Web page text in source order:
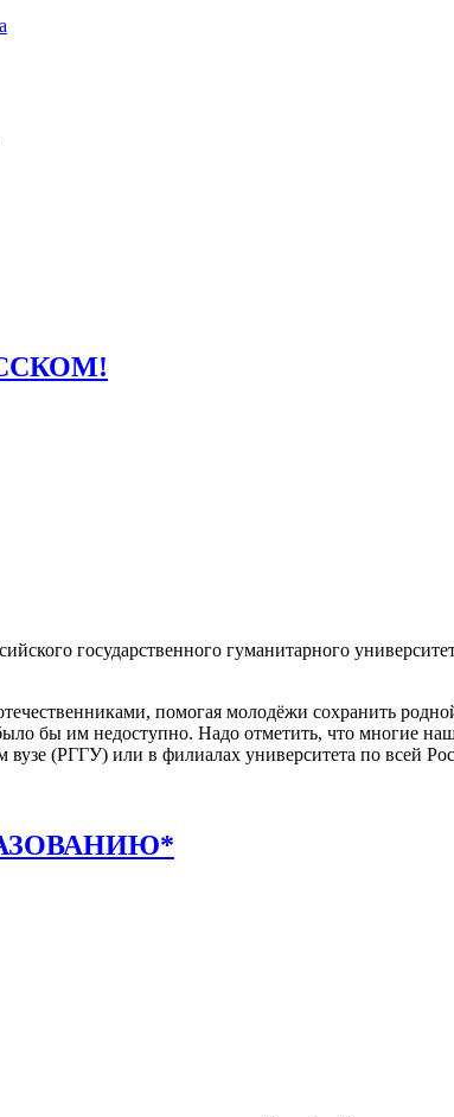
гуманитарного университета
помогая молодёжи сохранить
бы им недоступно. Надо отметить, что многие
(РГГУ) или в филиалах университета по всей